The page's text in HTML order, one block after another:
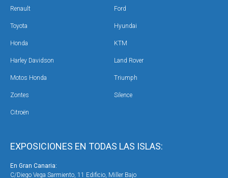
EXPOSICIONES EN TODAS LAS ISLAS:
En Gran Canaria:
C/Diego Vega Sarmiento, 11 Edificio, Miller Bajo
Renault Ford
Toyota Hyundai
Honda KTM
Harley Davidson Land Rover
Motos Honda Triumph
Zontes Silence
Citroën